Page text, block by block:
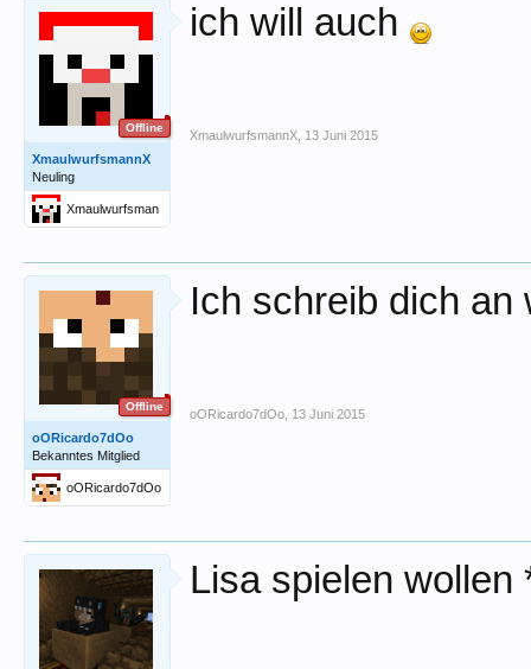
Offline
XmaulwurfsmannX
Neuling
Xmaulwurfsman
nX
ich will auch
XmaulwurfsmannX 13 Juni 2015
Offline
oORicardo7dOo
Bekanntes Mitglied
oORicardo7dOo
Ich schreib dich
oORicardo7dOo 13 Juni 2015
Lisa spielen wollen